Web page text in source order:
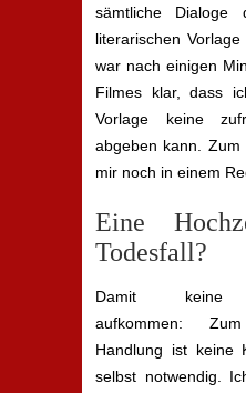
sämtliche Dialoge
literarischen
war nach einigen
Filmes klar, dass
Vorlage keine
abgeben kann.
mir noch in einem
Eine
Todesfall?
Damit keine
aufkommen:
Handlung ist keine
selbst notwendig.